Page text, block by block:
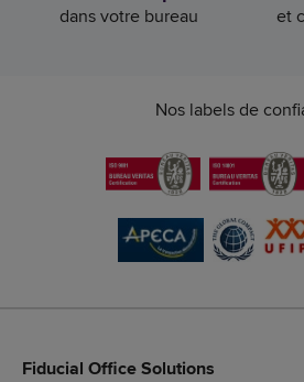
dans votre bureau et
Nos labels de
Fiducial Office Solutions